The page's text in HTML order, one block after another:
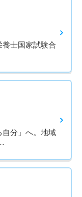
士国家試験合
自分」へ。地域